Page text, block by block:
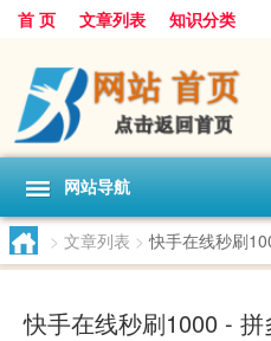
首 页 文章列表 知识分类
网站导航
> 文章列表 > 快手在线秒刷
快手在线秒刷1000 -